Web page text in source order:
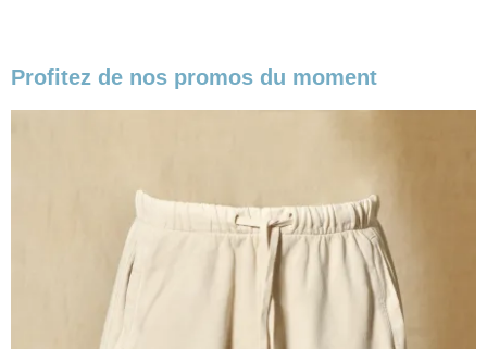
Profitez de nos promos du moment